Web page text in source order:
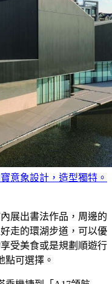
意象設計，造型獨特。
展出書法作品，周邊的
走的環湖步道，可以優
受美食或是規劃順遊行
點可選擇。